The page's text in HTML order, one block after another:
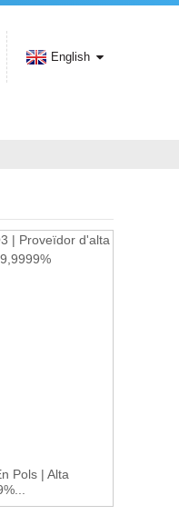
English
Pols | Alta